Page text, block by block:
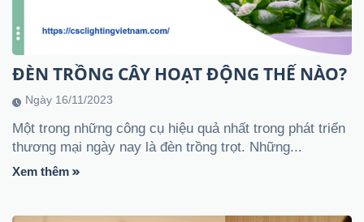
ĐÈN TRỒNG CÂY HOẠT ĐỘNG THẾ NÀO?
Ngày 16/11/2023
Một trong những công cụ hiệu quả nhất trong phát triển
thương mại ngày nay là đèn trồng trọt. Những...
Xem thêm